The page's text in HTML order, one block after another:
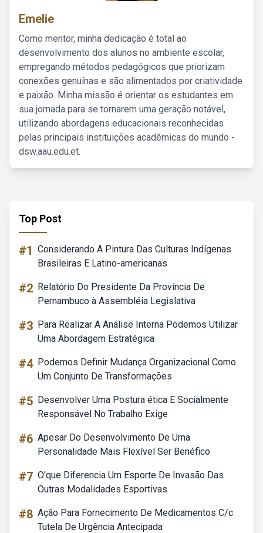
Emelie
Como mentor, minha dedicação é total ao
desenvolvimento dos alunos no ambiente escolar,
empregando métodos pedagógicos que priorizam
conexões genuínas e são alimentados por criatividade
e paixão. Minha missão é orientar os estudantes em
sua jornada para se tornarem uma geração notável,
utilizando abordagens educacionais reconhecidas
pelas principais instituições acadêmicas do mundo -
dsw.aau.edu.et.
Top Post
#1 Considerando A Pintura Das Culturas Indígenas
Brasileiras E Latino-americanas
#2 Relatório Do Presidente Da Província De
Pernambuco à Assembléia Legislativa
#3 Para Realizar A Análise Interna Podemos Utilizar
Uma Abordagem Estratégica
#4 Podemos Definir Mudança Organizacional Como
Um Conjunto De Transformações
#5 Desenvolver Uma Postura ética E Socialmente
Responsável No Trabalho Exige
#6 Apesar Do Desenvolvimento De Uma
Personalidade Mais Flexível Ser Benéfico
#7 O'que Diferencia Um Esporte De Invasão Das
Outras Modalidades Esportivas
#8 Ação Para Fornecimento De Medicamentos C/c
Tutela De Urgência Antecipada